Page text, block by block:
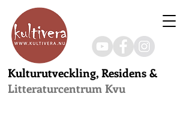
Kulturutveckling, Residens &
Litteraturcentrum Kvu